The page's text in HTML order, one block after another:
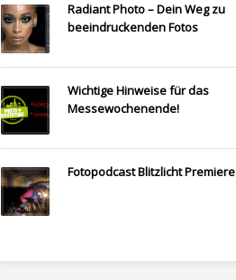
Radiant Photo – Dein Weg zu
beeindruckenden Fotos
Wichtige Hinweise für das
Messewochenende!
Fotopodcast Blitzlicht Premiere